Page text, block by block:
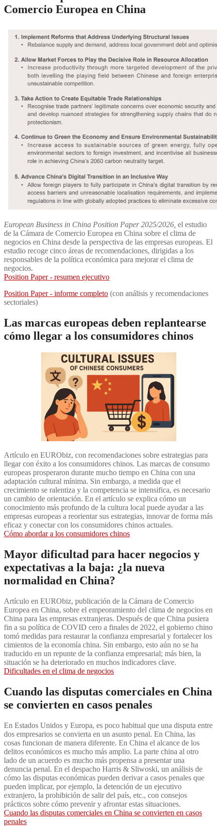
Comercio Europea en China
European Business in China Position Paper 2025/2026, el estudio
de la Cámara de Comercio Europea en China sobre el clima de
negocios en China desde la perspectiva de las empresas europeas. El
estudio recoge cinco áreas de recomendaciones, dirigidas a los
responsables de la política económica para mejorar el clima de
negocios.
Position Paper - resumen ejecutivo
Position Paper - informe completo (con análisis y recomendaciones
sectoriales)
Las marcas europeas deben replantearse
cómo llegar a los consumidores chinos
Artículo en EURObiz, con recomendaciones sobre estrategias para
llegar con éxito a los consumidores chinos. Las marcas de consumo
europeas prosperaron durante mucho tiempo en China con una
adaptación cultural mínima. Sin embargo, a medida que el
crecimiento se ralentiza y la competencia se intensifica, es necesario
un cambio de orientación. En el artículo se explica cómo un
conocimiento más profundo de la cultura local puede ayudar a las
empresas europeas a reorientar sus estrategias, innovar de forma más
eficaz y conectar con los consumidores chinos actuales.
Cómo abordar a los consumidores chinos
Mayor dificultad para hacer negocios y
expectativas a la baja: ¿la nueva
normalidad en China?
Artículo en EURObiz, publicación de la Cámara de Comercio
Europea en China, sobre el empeoramiento del clima de negocios en
China para las empresas extranjeras. Después de que China pusiera
fin a su política de COVID cero a finales de 2022, el gobierno chino
tomó medidas para restaurar la confianza empresarial y fortalecer los
cimientos de la economía china. Sin embargo, esto aún no se ha
traducido en un repunte de la confianza empresarial; más bien, la
situación se ha deteriorado en muchos indicadores clave.
Dificultades en el clima de negocios
Cuando las disputas comerciales en China
se convierten en casos penales
En Estados Unidos y Europa, es poco habitual que una disputa entre
dos empresarios se convierta en un asunto penal. En China, las
cosas funcionan de manera diferente. En China el alcance de los
delitos económicos es mucho más amplio. La parte china al otro
lado de un acuerdo es mucho más propensa a presentar una
denuncia penal. En el despacho Harris & Sliwoski, un análisis de
cómo las disputas económicas pueden derivar a casos penales que
pueden implicar, por ejemplo, la detención de un ejecutivo
extranjero, la prohibición de salir del país, etc., con consejos
prácticos sobre cómo prevenir y afrontar estas situaciones.
Cuando las disputas comerciales en China se convierten en casos
penales